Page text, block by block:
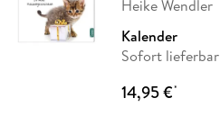
Heike Wendler
Kalender
Sofort lieferbar
14,95 €*